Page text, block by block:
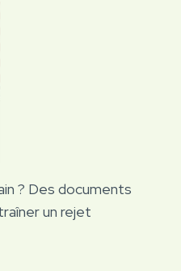
? Des documents
un rejet